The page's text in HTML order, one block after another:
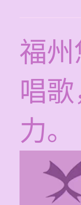
福
唱
力。